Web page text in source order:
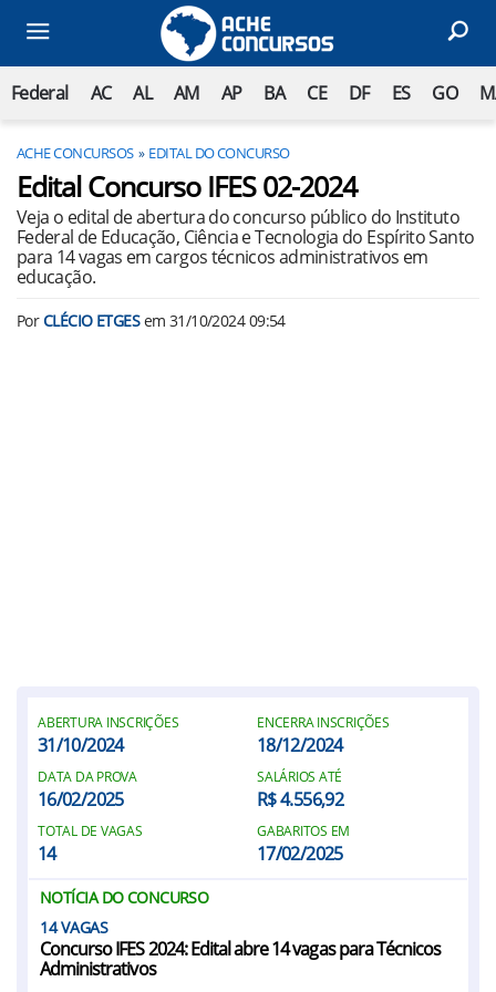
Federal AC AL AM AP BA CE DF ES GO
ACHE CONCURSOS EDITAL DO CONCURSO
Edital Concurso IFES 02-2024
Veja o edital de abertura do concurso público do Instituto
Federal de Educação, Ciência e Tecnologia do Espírito Santo
para 14 vagas em cargos técnicos administrativos em
educação.
PorCLÉCIO ETGESem 31/10/2024 09:54
ABERTURA INSCRIÇÕES
31/10/2024
ENCERRA INSCRIÇÕES
18/12/2024
DATA DA PROVA
16/02/2025
SALÁRIOS ATÉ
R$ 4.556,92
TOTAL DE VAGAS
14
GABARITOS EM
17/02/2025
NOTÍCIA DO CONCURSO
14
Concurso IFES 2024: Edital abre 14 vagas para Técnicos
Administrativos